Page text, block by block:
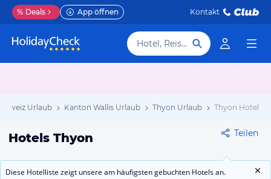
% Deals App öffnen Kontakt
Hotel, Reiseziel
Urlaub Kanton Wallis Urlaub Thyon Urlaub Thyon Hotels
Hotels Thyon Teilen
Diese Hotelliste zeigt unsere am häufigsten gebuchten Hotels an.